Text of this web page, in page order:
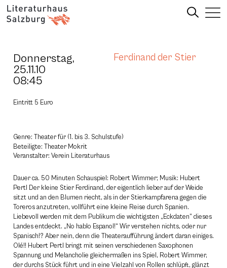
Donnerstag,
25.11.10
08:45
Ferdinand der Stier
Eintritt 5 Euro
Genre: Theater für (1. bis 3. Schulstufe)
Beteiligte: Theater Mokrit
Veranstalter: Verein Literaturhaus
Dauer ca. 50 Minuten Schauspiel: Robert Wimmer; Musik: Hubert
Pertl Der kleine Stier Ferdinand, der eigentlich lieber auf der Weide
sitzt und an den Blumen riecht, als in der Stierkampfarena gegen die
Toreros anzutreten, vollführt eine kleine Reise durch Spanien.
Liebevoll werden mit dem Publikum die wichtigsten „Eckdaten” dieses
Landes entdeckt. „No hablo Espanol!“ Wir verstehen nichts, oder nur
Spanisch!? Aber nein, denn die Theateraufführung ändert daran einiges.
Olé!! Hubert Pertl bringt mit seinen verschiedenen Saxophonen
Spannung und Melancholie gleichermaßen ins Spiel, Robert Wimmer,
der durchs Stück führt und in eine Vielzahl von Rollen schlüpft, glänzt